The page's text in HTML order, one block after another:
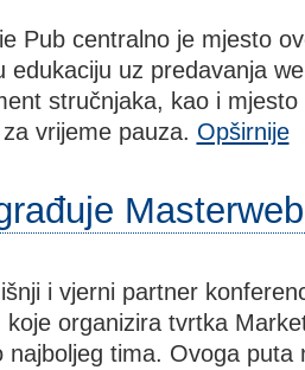
Pub centralno je mjesto
edukaciju uz predavanja
stručnjaka, kao i
vrijeme pauza. Opširnije
i vjerni partner
koje organizira tvrtka
najboljeg tima. Ovoga puta